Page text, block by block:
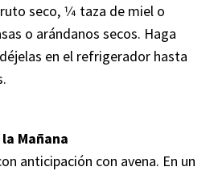
seco, 1⁄4 taza de miel o
o arándanos secos. Haga
en el refrigerador hasta
Mañana
anticipación con avena. En un